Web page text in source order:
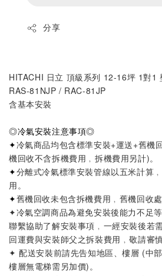
分享
HITACHI 日立 頂級系列 12-16坪 1對1
RAS-81NJP / RAC-81JP
含基本安裝
◎冷氣安裝注意事項◎
✦冷氣商品均包含標準安裝+運送+舊機回
機回收不含拆機費用﹐拆機費用另計)。
✦分離式冷氣標準安裝管線以五米計算
用。
✦舊機回收未包含拆機費用﹐舊機回收
✦冷氣空調商品為避免安裝後能力不足
聯繫協助了解安裝事項 ﹐ 一經安裝後若
回運費與安裝師父之拆裝費用 ﹐敬請審
✦ 配送安裝前請先告知地區、樓層 (中部
樓層無電梯需另加價)。